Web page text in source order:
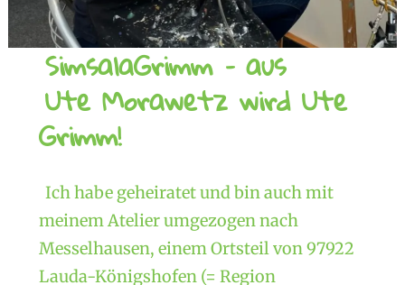
SimsalaGrimm – aus
Ute Morawetz wird Ute
Grimm!
Ich habe geheiratet und bin auch mit
meinem Atelier umgezogen nach
Messelhausen, einem Ortsteil von 97922
Lauda-Königshofen (= Region